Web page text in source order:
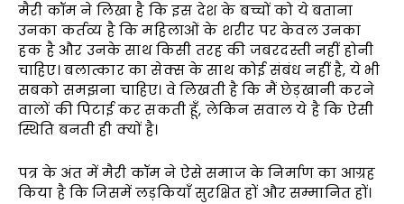
मैरी कॉम ने लिखा है कि इस देश के बच्चों को ये बताना
उनका कर्तव्य है कि महिलाओं के शरीर पर केवल उनका
हक है और उनके साथ किसी तरह की जबरदस्ती नहीं होनी
चाहिए। बलात्कार का सेक्स के साथ कोई संबंध नहीं है, ये भी
सबको समझना चाहिए। वे लिखती है कि मैं छेड़खानी करने
वालों की पिटाई कर सकती हूँ, लेकिन सवाल ये है कि ऐसी
स्थिति बनती ही क्यों है।
पत्र के अंत में मैरी कॉम ने ऐसे समाज के निर्माण का आग्रह
किया है कि जिसमें लड़कियाँ सुरक्षित हों और सम्मानित हों।